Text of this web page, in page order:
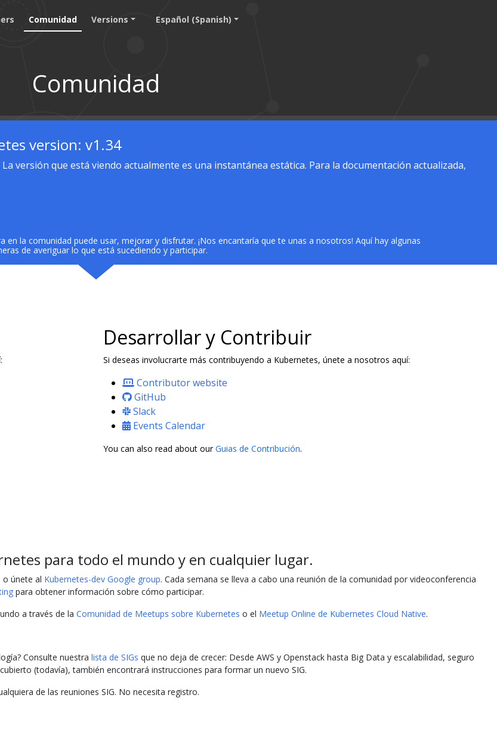
Comunidad Versions Español (Spanish)
Comunidad
version: v1.34
versión que está viendo actualmente es una instantánea estática. Para la documentación actualizada,
la comunidad puede usar, mejorar y disfrutar. ¡Nos encantaría que te unas a nosotros! Aquí hay algunas
de averiguar lo que está sucediendo y participar.
Desarrollar y Contribuir
Si deseas involucrarte más contribuyendo a Kubernetes, únete a nosotros aquí:
Contributor website
GitHub
Slack
Events Calendar
You can also read about ourGuias de Contribución.
para todo el mundo y en cualquier lugar.
o únete al Kubernetes-dev Google group. Cada semana se lleva a cabo una reunión de la comunidad por videoconferencia
para obtener información sobre cómo participar.
a través de la Comunidad de Meetups sobre Kubernetes o el Meetup Online de Kubernetes Cloud Native.
Consulte nuestra lista de SIGs que no deja de crecer: Desde AWS y Openstack hasta Big Data y escalabilidad, seguro
(todavía), también encontrará instrucciones para formar un nuevo SIG.
de las reuniones SIG. No necesita registro.